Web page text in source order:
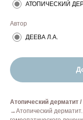
АТОПИЧЕСКИЙ
Автор
ДЕЕВА Л.А.
Атопический дерматит
→Атопический